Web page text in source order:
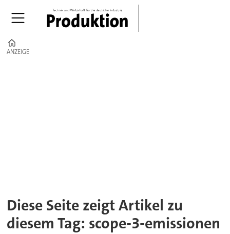
ANZEIGE
ANZEIGE
Diese Seite zeigt Artikel zu
diesem Tag: scope-3-emissionen